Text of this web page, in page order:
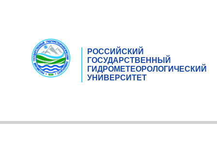
РОССИЙСКИЙ
ГОСУДАРСТВЕННЫЙ
ГИДРОМЕТЕОРОЛОГИЧЕСКИЙ
УНИВЕРСИТЕТ